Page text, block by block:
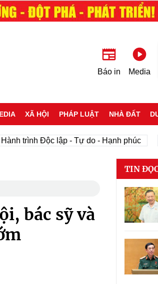
Báo in Media
XÃ HỘI PHÁP LUẬT NHÀ ĐẤT
Độc lập - Tự do - Hạnh phúc Tôi
bác sỹ và
TIN